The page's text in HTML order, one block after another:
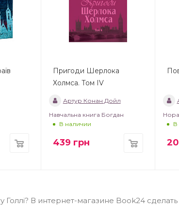
Пригоди Шерлока
Холмса. Том IV
Артур Конан Дойл
Навчальна книга Богдан
В наличии
439 грн
В
Голлі? В интернет-магазине Book24